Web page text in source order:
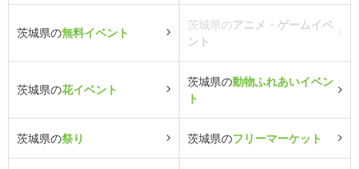
茨城県の無料イベント
茨城県のアニメ・ゲームイベ
ント
茨城県の花イベント
茨城県の動物ふれあいイベン
ト
茨城県の祭り 茨城県のフリーマーケット